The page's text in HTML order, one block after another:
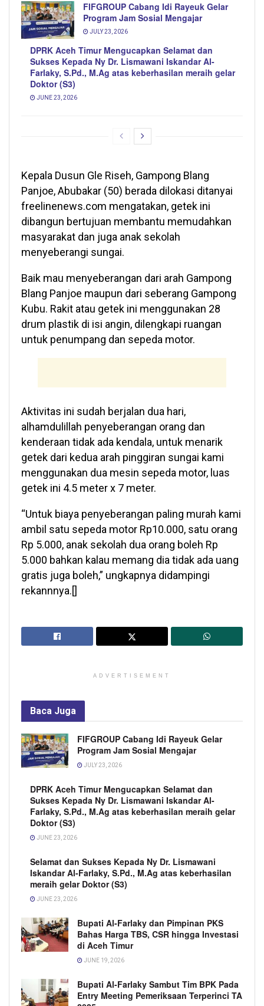
FIFGROUP Cabang Idi Rayeuk Gelar
Program Jam Sosial Mengajar
JULY 23, 2026
DPRK Aceh Timur Mengucapkan Selamat dan
Sukses Kepada Ny Dr. Lismawani Iskandar Al-
Farlaky, S.Pd., M.Ag atas keberhasilan meraih gelar
Doktor (S3)
JUNE 23, 2026
Kepala Dusun Gle Riseh, Gampong Blang
Panjoe, Abubakar (50) berada dilokasi ditanyai
freelinenews.com mengatakan, getek ini
dibangun bertujuan membantu memudahkan
masyarakat dan juga anak sekolah
menyeberangi sungai.
Baik mau menyeberangan dari arah Gampong
Blang Panjoe maupun dari seberang Gampong
Kubu. Rakit atau getek ini menggunakan 28
drum plastik di isi angin, dilengkapi ruangan
untuk penumpang dan sepeda motor.
Aktivitas ini sudah berjalan dua hari,
alhamdulillah penyeberangan orang dan
kenderaan tidak ada kendala, untuk menarik
getek dari kedua arah pinggiran sungai kami
menggunakan dua mesin sepeda motor, luas
getek ini 4.5 meter x 7 meter.
“Untuk biaya penyeberangan paling murah kami
ambil satu sepeda motor Rp10.000, satu orang
Rp 5.000, anak sekolah dua orang boleh Rp
5.000 bahkan kalau memang dia tidak ada uang
gratis juga boleh,” ungkapnya didampingi
rekannnya.[]
ADVERTISEMENT
Baca Juga
FIFGROUP Cabang Idi Rayeuk Gelar
Program Jam Sosial Mengajar
JULY 23, 2026
DPRK Aceh Timur Mengucapkan Selamat dan
Sukses Kepada Ny Dr. Lismawani Iskandar Al-
Farlaky, S.Pd., M.Ag atas keberhasilan meraih gelar
Doktor (S3)
JUNE 23, 2026
Selamat dan Sukses Kepada Ny Dr. Lismawani
Iskandar Al-Farlaky, S.Pd., M.Ag atas keberhasilan
meraih gelar Doktor (S3)
JUNE 23, 2026
Bupati Al-Farlaky dan Pimpinan PKS
Bahas Harga TBS, CSR hingga Investasi
di Aceh Timur
JUNE 19, 2026
Bupati Al-Farlaky Sambut Tim BPK Pada
Entry Meeting Pemeriksaan Terperinci TA